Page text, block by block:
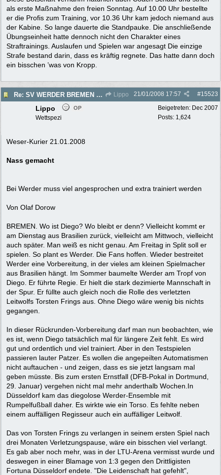
als erste Maßnahme den freien Sonntag. Auf 10.00 Uhr bestellte
er die Profis zum Training, vor 10.36 Uhr kam jedoch niemand aus
der Kabine. So lange dauerte die Standpauke. Die anschließende
Übungseinheit hatte dennoch nicht den Charakter eines
Straftrainings. Auslaufen und Spielen war angesagt Die einzige
Strafe bestand darin, dass es kräftig regnete. Das hatte dann doch
ein bisschen ’was von Kropp.
Re: SV WERDER BREMEN 2007/2008 - Rückrunde Lippo #15523
21/01/2008 17:57
Beigetreten: Dec 2007
Posts: 1,624
Lippo OP
Wettspezi
Weser-Kurier 21.01.2008
Nass gemacht
Bei Werder muss viel angesprochen und extra trainiert werden
Von Olaf Dorow
BREMEN. Wo ist Diego? Wo bleibt er denn? Vielleicht kommt er
am Dienstag aus Brasilien zurück, vielleicht am Mittwoch, vielleicht
auch später. Man weiß es nicht genau. Am Freitag in Split soll er
spielen. So plant es Werder. Die Fans hoffen. Wieder bestreitet
Werder eine Vorbereitung, in der vieles am kleinen Spielmacher
aus Brasilien hängt. Im Sommer baumelte Werder am Tropf von
Diego. Er führte Regie. Er hielt die stark dezimierte Mannschaft in
der Spur. Er füllte auch gleich noch die Rolle des verletzten
Leitwolfs Torsten Frings aus. Ohne Diego wäre wenig bis nichts
gegangen.
In dieser Rückrunden-Vorbereitung darf man nun beobachten, wie
es ist, wenn Diego tatsächlich mal für längere Zeit fehlt. Es wird
gut und ordentlich und viel trainiert. Aber in den Testspielen
passieren lauter Patzer. Es wollen die angepeilten Automatismen
nicht auftauchen - und zeigen, dass es sie jetzt langsam mal
geben müsste. Bis zum ersten Ernstfall (DFB-Pokal in Dortmund,
29. Januar) vergehen nicht mal mehr anderthalb Wochen.In
Düsseldorf kam das diegolose Werder-Ensemble mit
Rumpelfußball daher. Es wirkte wie ein Torso. Es fehlte neben
einem auffälligen Regisseur auch ein auffälliger Leitwolf.
Das von Torsten Frings zu verlangen in seinem ersten Spiel nach
drei Monaten Verletzungspause, wäre ein bisschen viel verlangt.
Es gab aber noch mehr, was in der LTU-Arena vermisst wurde und
deswegen in einer Blamage von 1:3 gegen den Drittligisten
Fortuna Düsseldorf endete. "Die Leidenschaft hat gefehlt",